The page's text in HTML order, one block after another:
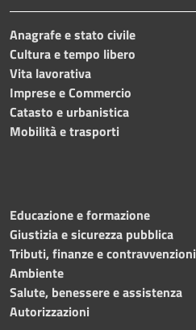
Anagrafe e stato civile
Cultura e tempo libero
Vita lavorativa
Imprese e Commercio
Catasto e urbanistica
Mobilità e trasporti
Educazione e formazione
Giustizia e sicurezza pubblica
Tributi, finanze e contravvenzioni
Ambiente
Salute, benessere e assistenza
Autorizzazioni